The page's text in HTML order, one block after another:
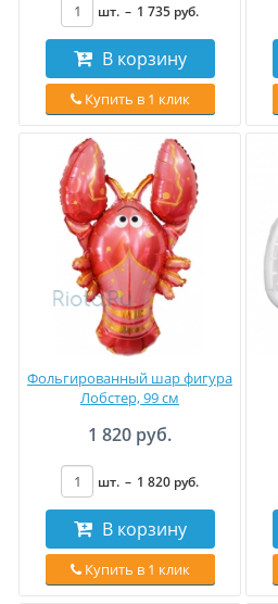
шт. – 1 735 руб.
В корзину
Купить в 1 клик
Фольгированный шар фигура
Лобстер, 99 см
1 820 руб.
шт. – 1 820 руб.
В корзину
Купить в 1 клик